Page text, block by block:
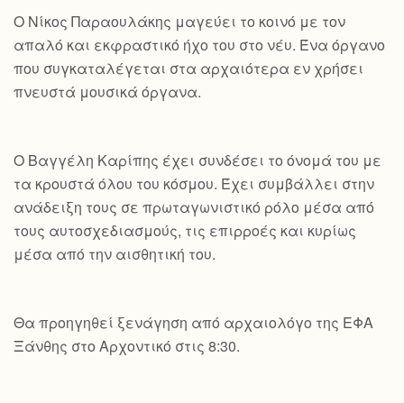
Ο Νίκος Παραουλάκης μαγεύει το κοινό με τον
απαλό και εκφραστικό ήχο του στο νέυ. Ένα όργανο
που συγκαταλέγεται στα αρχαιότερα εν χρήσει
πνευστά μουσικά όργανα.
Ο Βαγγέλη Καρίπης έχει συνδέσει το όνομά του με
τα κρουστά όλου του κόσμου. Έχει συμβάλλει στην
ανάδειξη τους σε πρωταγωνιστικό ρόλο μέσα από
τους αυτοσχεδιασμούς, τις επιρροές και κυρίως
μέσα από την αισθητική του.
Θα προηγηθεί ξενάγηση από αρχαιολόγο της ΕΦΑ
Ξάνθης στο Αρχοντικό στις 8:30.